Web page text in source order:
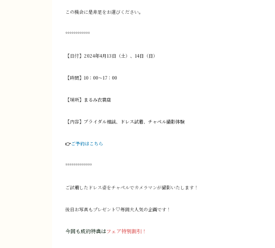
この機会に是非足をお運びください。
************
【日付】 2024年4月13日（土）、14日（日）
【時間】 10：00～17：00
【場所】 まるみ衣裳店
【内容】 ブライダル相談、ドレス試着、チャペル撮影体験
👉ご予約はこちら
*************
ご試着したドレス姿をチャペルでカメラマンが撮影いたします！
後日お写真もプレゼント♡毎回大人気の企画です！
今回も成約特典はフェア特別割引！